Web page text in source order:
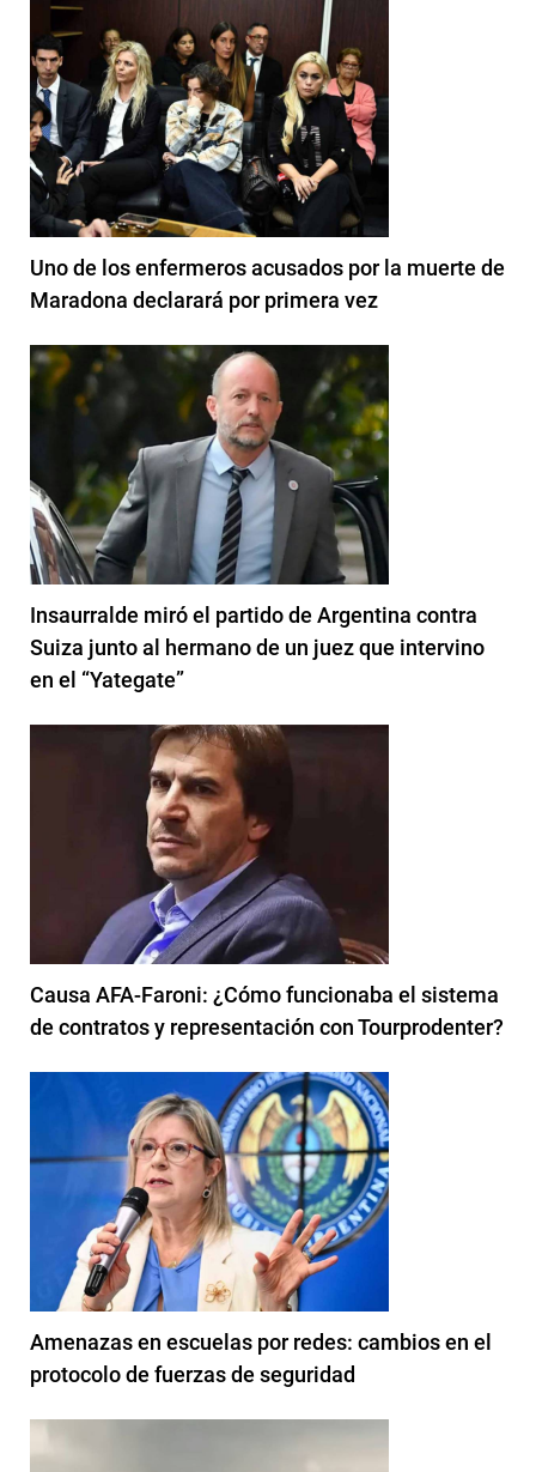
Uno de los enfermeros acusados por la muerte de
Maradona declarará por primera vez
Insaurralde miró el partido de Argentina contra
Suiza junto al hermano de un juez que intervino
en el “Yategate”
Causa AFA-Faroni: ¿Cómo funcionaba el sistema
de contratos y representación con Tourprodenter?
Amenazas en escuelas por redes: cambios en el
protocolo de fuerzas de seguridad